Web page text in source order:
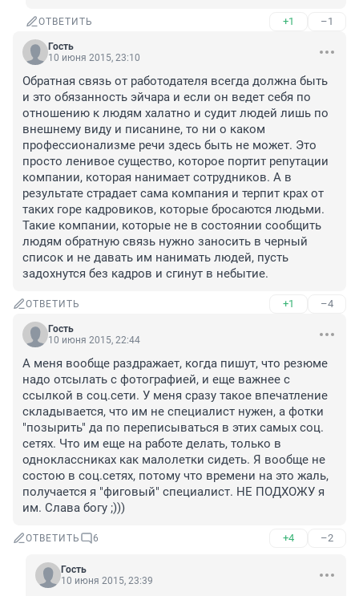
ОТВЕТИТЬ +1 –1
Гость
10 июня 2015, 23:10
Обратная связь от работодателя всегда должна быть
и это обязанность эйчара и если он ведет себя по
отношению к людям халатно и судит людей лишь по
внешнему виду и писанине, то ни о каком
профессионализме речи здесь быть не может. Это
просто ленивое существо, которое портит репутации
компании, которая нанимает сотрудников. А в
результате страдает сама компания и терпит крах от
таких горе кадровиков, которые бросаются людьми.
Такие компании, которые не в состоянии сообщить
людям обратную связь нужно заносить в черный
список и не давать им нанимать людей, пусть
задохнутся без кадров и сгинут в небытие.
ОТВЕТИТЬ +1 –4
Гость
10 июня 2015, 22:44
А меня вообще раздражает, когда пишут, что резюме
надо отсылать с фотографией, и еще важнее с
ссылкой в соц.сети. У меня сразу такое впечатление
складывается, что им не специалист нужен, а фотки
"позырить" да по переписываться в этих самых соц.
сетях. Что им еще на работе делать, только в
одноклассниках как малолетки сидеть. Я вообще не
состою в соц.сетях, потому что времени на это жаль,
получается я "фиговый" специалист. НЕ ПОДХОЖУ я
им. Слава богу ;)))
ОТВЕТИТЬ 6 +4 –2
Гость
10 июня 2015, 23:39